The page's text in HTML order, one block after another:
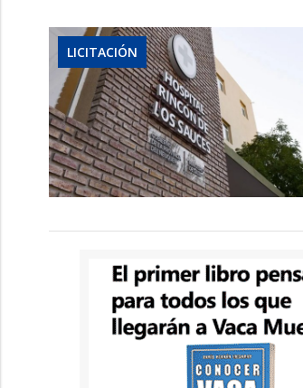
LICITACIÓN